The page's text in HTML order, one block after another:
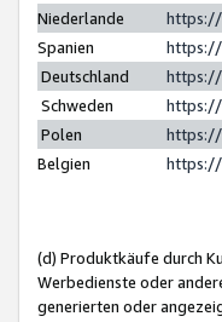
Niederlande
https://
Spanien
https://
Deutschland
https://
Schweden
https://
Polen
https://
Belgien
https://
(d) Produktkäufe durch
Werbedienste oder
generierten oder